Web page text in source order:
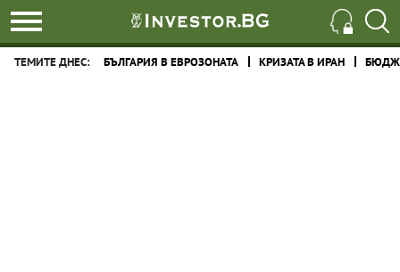
ТЕМИТЕ ДНЕС: БЪЛГАРИЯ В ЕВРОЗОНАТА КРИЗАТА В ИРАН